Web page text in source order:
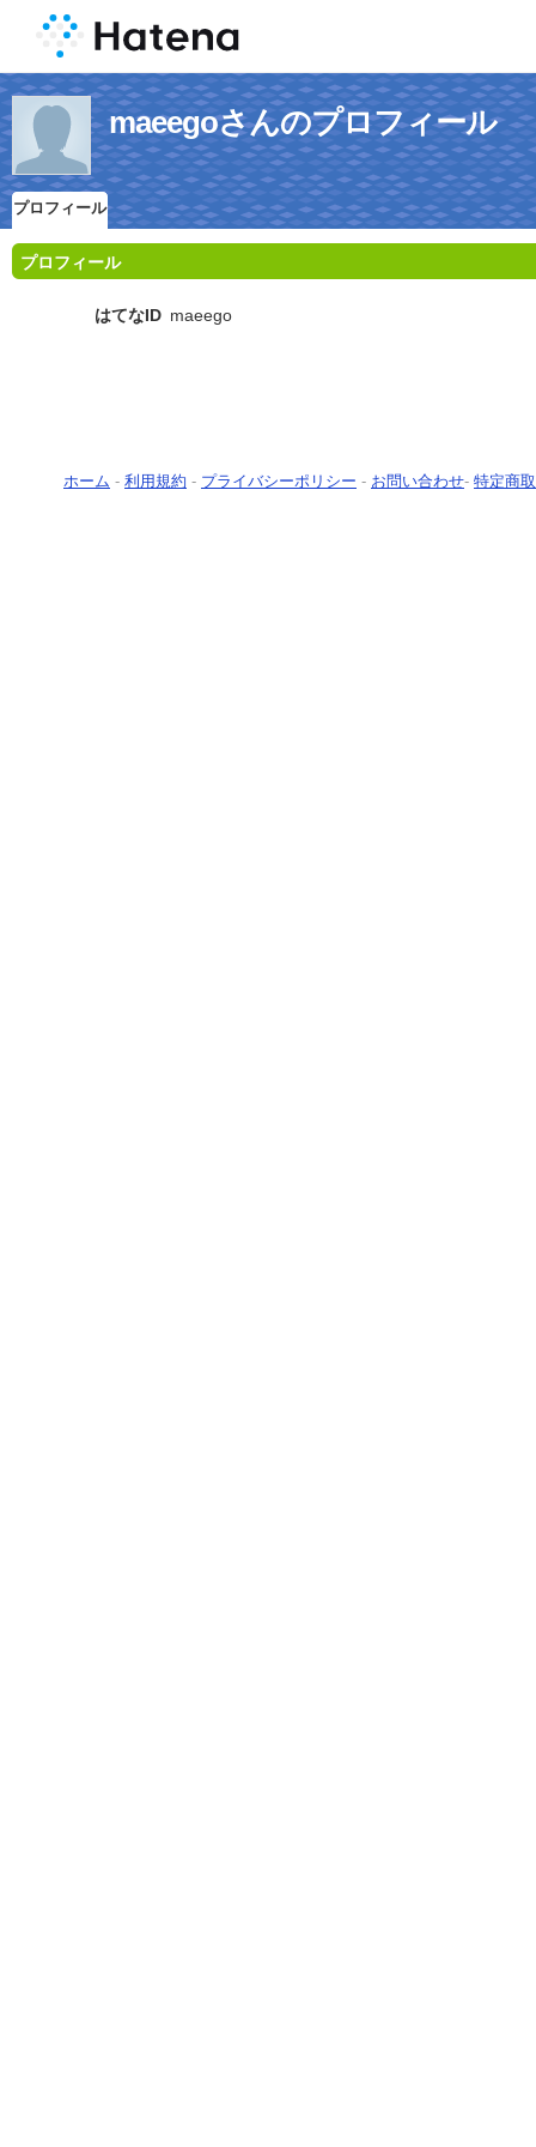
maeegoさんのプロフィール
プロフィール
プロフィール
はてなID maeego
ホーム - 利用規約 - プライバシーポリシー - お問い合わせ- 特定商